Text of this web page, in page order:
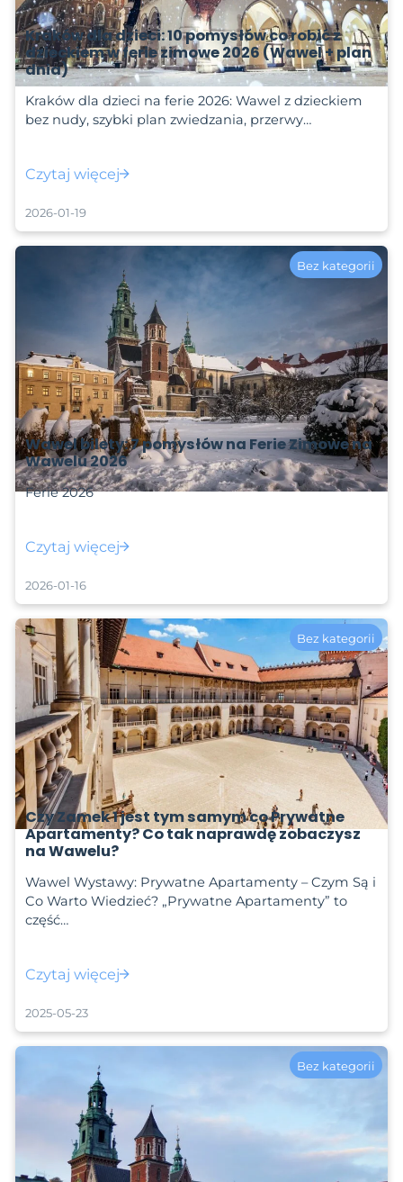
Kraków dla dzieci: 10 pomysłów co robić z
dzieckiem w ferie zimowe 2026 (Wawel + plan
dnia)
Kraków dla dzieci na ferie 2026: Wawel z dzieckiem
bez nudy, szybki plan zwiedzania, przerwy…
Czytaj więcej
2026-01-19
Bez kategorii
Wawel bilety: 7 pomysłów na Ferie Zimowe na
Wawelu 2026
Ferie 2026
Czytaj więcej
2026-01-16
Bez kategorii
Czy Zamek 1 jest tym samym co Prywatne
Apartamenty? Co tak naprawdę zobaczysz
na Wawelu?
Wawel Wystawy: Prywatne Apartamenty – Czym Są i
Co Warto Wiedzieć? „Prywatne Apartamenty” to
część…
Czytaj więcej
2025-05-23
Bez kategorii